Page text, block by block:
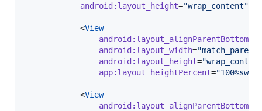
android: layout_height="wrap_content"
            <
View
android: layout_alignParentBottom
android: layout_width="match_parent
android: layout_height="wrap_content
app: layout_heightPercent="100%sw
            <
View
android: layout_alignParentBottom